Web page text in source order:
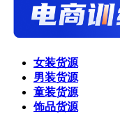
女装货源
男装货源
童装货源
饰品货源